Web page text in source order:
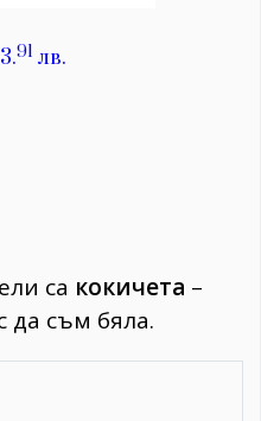
са кокичета –
да съм бяла.